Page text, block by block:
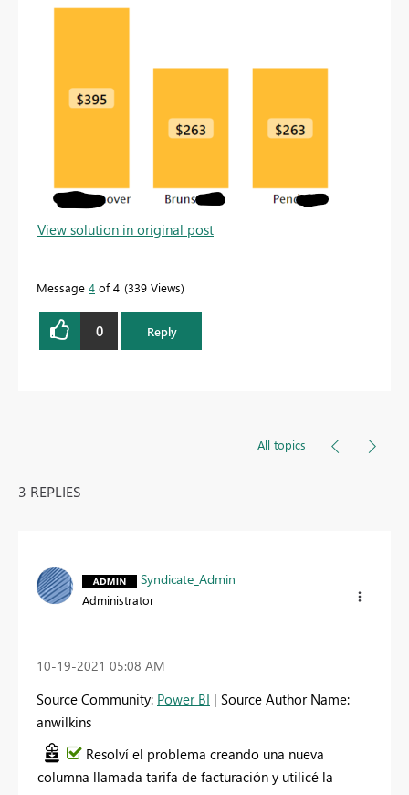
View solution in original post
Message 4 of 4 339 Views
0 Reply
All topics
3 REPLIES
Syndicate_Admin
Administrator
‎10-19-2021 05:08 AM
Source Community: Power BI | Source Author Name:
anwilkins
Resolví el problema creando una nueva
columna llamada tarifa de facturación y utilicé la